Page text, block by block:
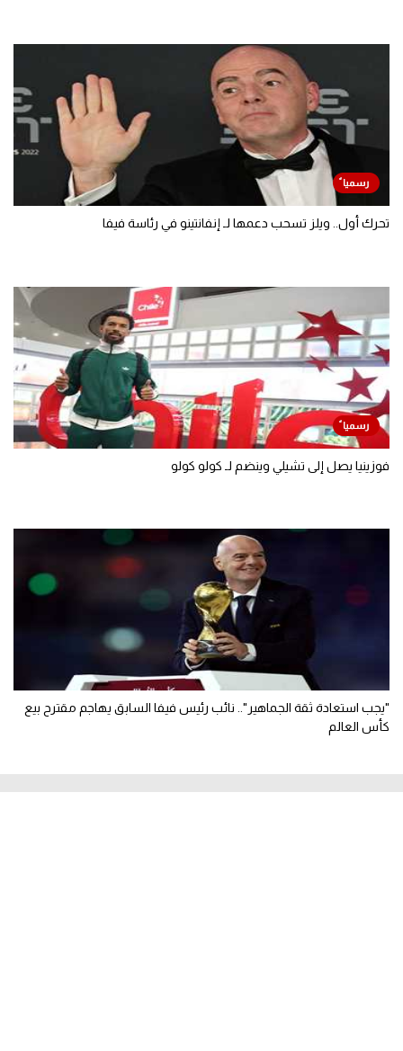
تحرك أول.. ويلز تسحب دعمها لـ إنفانتينو في رئاسة فيفا
فوزينيا يصل إلى تشيلي وينضم لـ كولو كولو
"يجب استعادة ثقة الجماهير".. نائب رئيس فيفا السابق يهاجم مقترح بيع
كأس العالم